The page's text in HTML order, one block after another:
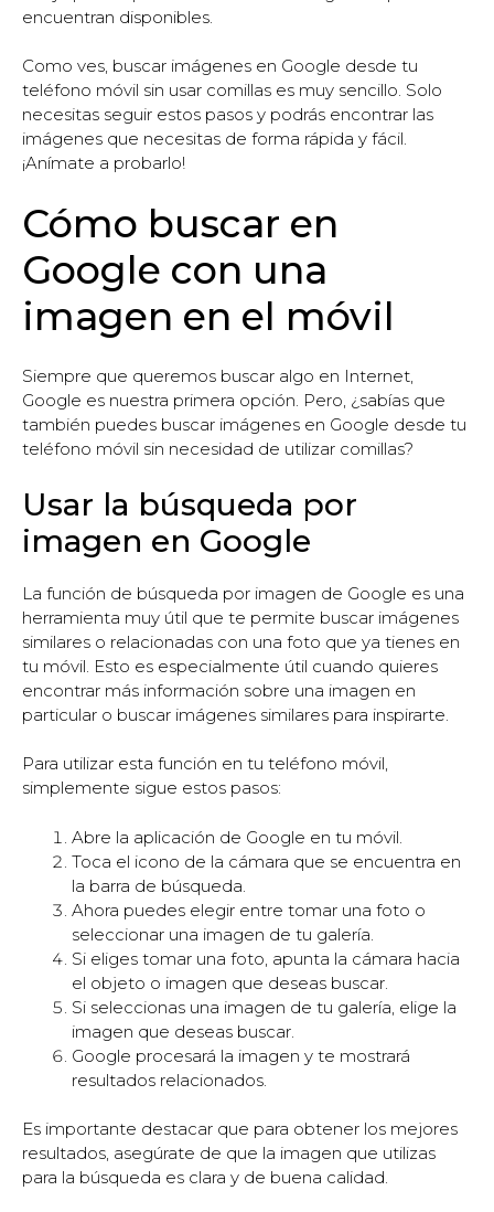
encuentran disponibles.
Como ves, buscar imágenes en Google desde tu
teléfono móvil sin usar comillas es muy sencillo. Solo
necesitas seguir estos pasos y podrás encontrar las
imágenes que necesitas de forma rápida y fácil.
¡Anímate a probarlo!
Cómo buscar en
Google con una
imagen en el móvil
Siempre que queremos buscar algo en Internet,
Google es nuestra primera opción. Pero, ¿sabías que
también puedes buscar imágenes en Google desde tu
teléfono móvil sin necesidad de utilizar comillas?
Usar la búsqueda por
imagen en Google
La función de búsqueda por imagen de Google es una
herramienta muy útil que te permite buscar imágenes
similares o relacionadas con una foto que ya tienes en
tu móvil. Esto es especialmente útil cuando quieres
encontrar más información sobre una imagen en
particular o buscar imágenes similares para inspirarte.
Para utilizar esta función en tu teléfono móvil,
simplemente sigue estos pasos:
Abre la aplicación de Google en tu móvil.
Toca el icono de la cámara que se encuentra en
la barra de búsqueda.
Ahora puedes elegir entre tomar una foto o
seleccionar una imagen de tu galería.
Si eliges tomar una foto, apunta la cámara hacia
el objeto o imagen que deseas buscar.
Si seleccionas una imagen de tu galería, elige la
imagen que deseas buscar.
Google procesará la imagen y te mostrará
resultados relacionados.
Es importante destacar que para obtener los mejores
resultados, asegúrate de que la imagen que utilizas
para la búsqueda es clara y de buena calidad.